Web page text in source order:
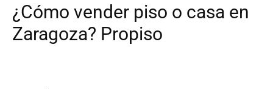
¿Cómo vender piso o casa en
Zaragoza? Propiso